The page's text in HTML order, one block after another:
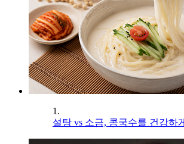
1.
설탕 vs 소금, 콩국수를 건강하